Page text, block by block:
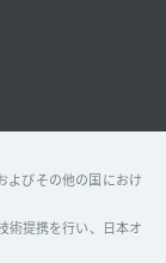
よびその他の国におけ
術提携を行い、日本オ